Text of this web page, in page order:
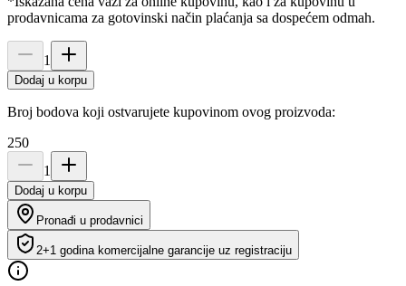
prodavnicama za gotovinski način plaćanja sa dospećem odmah.
1
Dodaj u korpu
Broj bodova koji ostvarujete kupovinom ovog proizvoda:
250
1
Dodaj u korpu
Pronađi u prodavnici
2+1 godina komercijalne garancije uz registraciju